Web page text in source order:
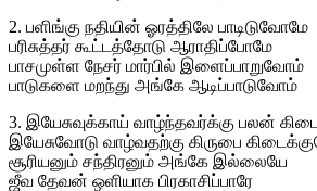
2. பளிங்கு நதியின் ஓரத்திலே பாடிடுவோமே
பரிசுத்தர் கூட்டத்தோடு ஆராதிப்போமே
பாசமுள்ள நேசர் மார்பில் இளைப்பாறுவோம்
பாடுகளை மறந்து அங்கே ஆடிப்பாடுவோம்
3. இயேசுவுக்காய் வாழ்ந்தவர்க்கு பலன்
இயேசுவோடு வாழ்வதற்கு கிருபை
சூரியனும் சந்திரனும் அங்கே இல்லையே
ஜீவ தேவன் ஒளியாக பிரகாசிப்பாரே